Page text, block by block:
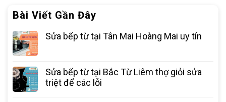
Bài Viết Gần Đây
Sửa bếp từ tại Tân Mai Hoàng Mai uy tín
Sửa bếp từ tại Bắc Từ Liêm thợ giỏi sửa
triệt để các lỗi